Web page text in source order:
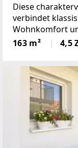
direktem
Diese
verbindet
Wohnkomfort
Raumwirkung.
Wiener
Wohnzimmer
163 m² 4,5